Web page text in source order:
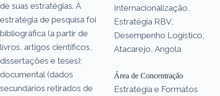
de suas estratégias. A
estratégia de pesquisa foi
bibliográfica (a partir de
livros, artigos científicos,
dissertações e teses);
documental (dados
secundários retirados de
Internacionalização,
Estratégia RBV,
Desempenho Logístico,
Atacarejo, Angola
Área de Concentração
Estratégia e Formatos